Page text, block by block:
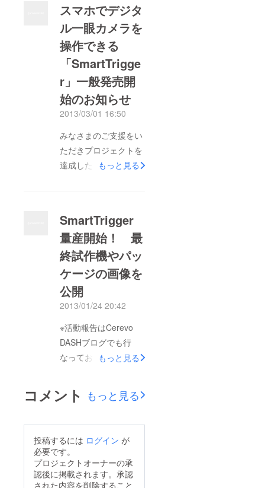
したSmartTrigger、お
かげさまで発売日より
ご好評いただき、たく
さんのご注文をいただ
いております。また、
一部ケーブルで品切れ
となっており、ご迷惑
おかけしております。
ケーブルについては順
次入荷してまいります
のでいましばらくお待
/ なお、対応ケーブル
については、多くの要
望をいただいておりま
したオリンパスのデジ
タル一眼カメラ「PEN
シリーズ」や「OM-
D」に対応した「オリ
ンパスマルチUSBタイ
プ」をラインアップに
追加いたしました。
「RM-UC1」に対応し
対応機種の詳細や購入
は下記URLよりお願い
いたします。 オリン
パスマルチUSBタイプ
スマホでデジタ
ル一眼カメラを
操作できる
「SmartTrigge
r」一般発売開
始のお知らせ
2013/03/01 16:50
みなさまのご支援をい
ただきプロジェクトを
達成したSmartTrigger
間を経て量産を開始、
さらに2013年2月26日
より一般発売を開始し
ました。 SmartTrigger
– Cerevo
http://st.cerevo.com/ja
/ SmartTriggerの製品
化は、製品に魅力を感
じてご支援いただいた
方々のおかげです。こ
上げます。 Cerevo
DASHにてプロジェク
SmartTriggerをお送り
させていただいており
ます。お手元に届くま
もっと見る
SmartTrigger
量産開始！ 最
終試作機やパッ
ケージの画像を
公開
2013/01/24 20:42
※活動報告はCerevo
DASHブログでも行
なっております。よろ
せてご覧ください。
2012/08/22にCerevo
ホでデジタル一眼が操
作できる
『SmartTrigger』は、
もっと見る
コメント もっと見る
投稿するには ログイン が
必要です。
プロジェクトオーナーの承
認後に掲載されます。承認
された内容を削除すること